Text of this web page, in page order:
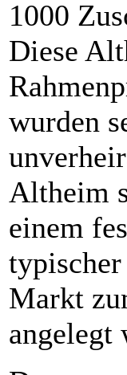
1000
Diese
wurden
Altheim
einem
Markt
angelegt